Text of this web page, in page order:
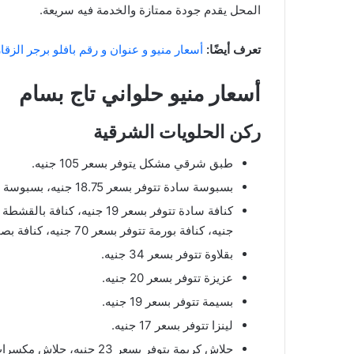
المحل يقدم جودة ممتازة والخدمة فيه سريعة.
تعرف أيضًا: أسعار منيو و عنوان و رقم بافلو برجر
أسعار منيو حلواني تاج بسام
ركن الحلويات الشرقية
طبق شرقي مشكل يتوفر بسعر 105 جنيه.
بسبوسة سادة تتوفر بسعر 18.75 جنيه، بسبوسة بالبندق تتوفر بسعر 33 جنيه، بسبوسة بالفستق تتوفر بسعر 57.5 جنيه، بسبوسة بالقشطة تتوفر بسعر 24 جنيه.
جنيه، كنافة بورمة تتوفر بسعر 70 جنيه، كنافة بصمة تتوفر بسعر 70 جنيه، كنافة أساور بالمكسرات سعرها 75 جنيه، كنافة أساور بالنوتيلا تتوفر بسعر 37 جنيه.
بقلاوة تتوفر بسعر 34 جنيه.
عزيزة تتوفر بسعر 20 جنيه.
بسيمة تتوفر بسعر 19 جنيه.
لينزا تتوفر بسعر 17 جنيه.
جلاش كريمة يتوفر بسعر 23 جنيه، جلاش مكسرات يتوفر بسعر 34 جنيه.